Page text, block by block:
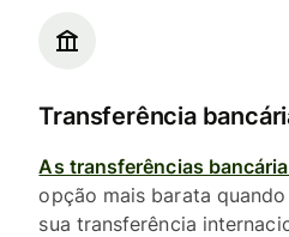
Transferência
As transferências
opção mais barata
sua transferência